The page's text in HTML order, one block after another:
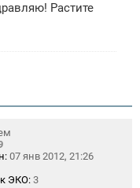
Растите
07 янв 2012, 21:26
ЭКО: 3